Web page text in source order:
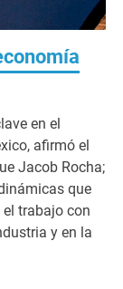
en el
afirmó el
Jacob Rocha;
que
trabajo con
y en la